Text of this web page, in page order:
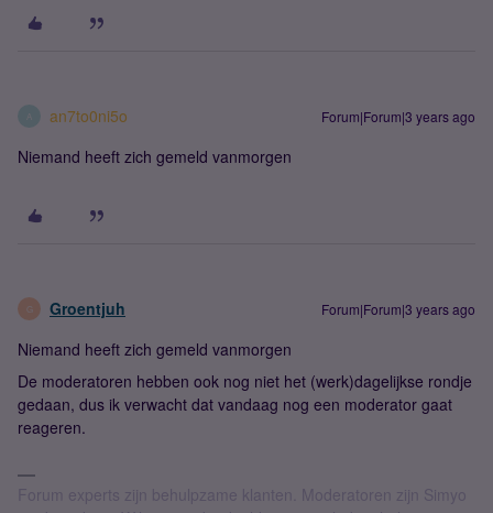
A an7to0ni5o Forum|Forum|3 years ago
Niemand heeft zich gemeld vanmorgen
G Groentjuh Forum|Forum|3 years ago
Niemand heeft zich gemeld vanmorgen
De moderatoren hebben ook nog niet het (werk)dagelijkse rondje
gedaan, dus ik verwacht dat vandaag nog een moderator gaat
reageren.
Forum experts zijn behulpzame klanten. Moderatoren zijn Simyo